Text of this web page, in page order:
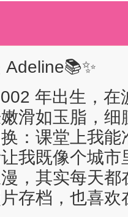
年出生，在
滑如玉脂，
：课堂上我
我既像个城
，其实每天
存档，也喜